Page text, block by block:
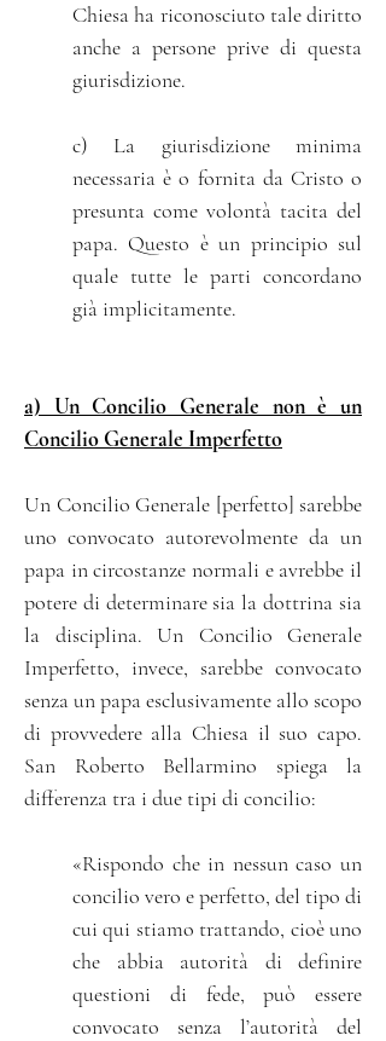
Chiesa ha riconosciuto tale diritto
anche a persone prive di questa
giurisdizione.
c) La giurisdizione minima
necessaria è o fornita da Cristo o
presunta come volontà tacita del
papa. Questo è un principio sul
quale tutte le parti concordano
già implicitamente.
a) Un Concilio Generale non è un
Concilio Generale Imperfetto
Un Concilio Generale [perfetto] sarebbe
uno convocato autorevolmente da un
papa in circostanze normali e avrebbe il
potere di determinare sia la dottrina sia
la disciplina. Un Concilio Generale
Imperfetto, invece, sarebbe convocato
senza un papa esclusivamente allo scopo
di provvedere alla Chiesa il suo capo.
San Roberto Bellarmino spiega la
differenza tra i due tipi di concilio:
«Rispondo che in nessun caso un
concilio vero e perfetto, del tipo di
cui qui stiamo trattando, cioè uno
che abbia autorità di definire
questioni di fede, può essere
convocato senza l’autorità del